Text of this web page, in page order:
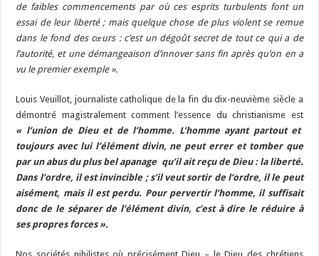
de faibles commencements par où ces esprits turbulents font un
essai de leur liberté ; mais quelque chose de plus violent se remue
dans le fond des cœurs : c’est un dégoût secret de tout ce qui a de
l’autorité, et une démangeaison d’innover sans fin après qu’on en a
vu le premier exemple ».
Louis Veuillot, journaliste catholique de la fin du dix-neuvième siècle a
démontré magistralement comment l’essence du christianisme est
« l’union de Dieu et de l’homme. L’homme ayant partout et
toujours avec lui l’élément divin, ne peut errer et tomber que
par un abus du plus bel apanage qu’il ait reçu de Dieu : la liberté.
Dans l’ordre, il est invincible ; s’il veut sortir de l’ordre, il le peut
aisément, mais il est perdu. Pour pervertir l’homme, il suffisait
donc de le séparer de l’élément divin, c’est à dire le réduire à
ses propres forces ».